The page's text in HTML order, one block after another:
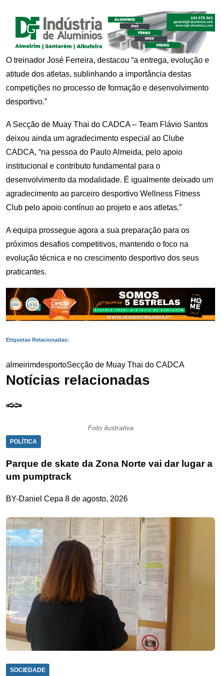
O treinador José Ferreira, destacou “a entrega, evolução e
atitude dos atletas, sublinhando a importância destas
competições no processo de formação e desenvolvimento
desportivo.”
A Secção de Muay Thai do CADCA – Team Flávio Santos
deixou ainda um agradecimento especial ao Clube
CADCA, “na pessoa do Paulo Almeida, pelo apoio
institucional e contributo fundamental para o
desenvolvimento da modalidade. É igualmente deixado um
agradecimento ao parceiro desportivo Wellness Fitness
Club pelo apoio contínuo ao projeto e aos atletas.”
A equipa prossegue agora a sua preparação para os
próximos desafios competitivos, mantendo o foco na
evolução técnica e no crescimento desportivo dos seus
praticantes.
Etiquetas Relacionadas:
almeirimdesportoSecção de Muay Thai do CADCA
Notícias relacionadas
Foto ilustrativa
POLÍTICA
Parque de skate da Zona Norte vai dar lugar a
um pumptrack
BY-Daniel Cepa 8 de agosto, 2026
SOCIEDADE